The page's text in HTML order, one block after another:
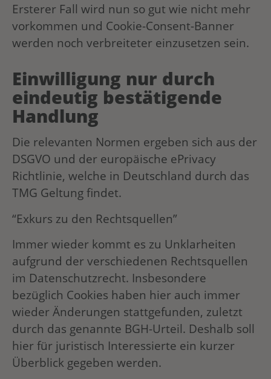
Ersterer Fall wird nun so gut wie nicht mehr
vorkommen und Cookie-Consent-Banner
werden noch verbreiteter einzusetzen sein.
Einwilligung nur durch
eindeutig bestätigende
Handlung
Die relevanten Normen ergeben sich aus der
DSGVO und der europäische ePrivacy
Richtlinie, welche in Deutschland durch das
TMG Geltung findet.
“Exkurs zu den Rechtsquellen”
Immer wieder kommt es zu Unklarheiten
aufgrund der verschiedenen Rechtsquellen
im Datenschutzrecht. Insbesondere
bezüglich Cookies haben hier auch immer
wieder Änderungen stattgefunden, zuletzt
durch das genannte BGH-Urteil. Deshalb soll
hier für juristisch Interessierte ein kurzer
Überblick gegeben werden.